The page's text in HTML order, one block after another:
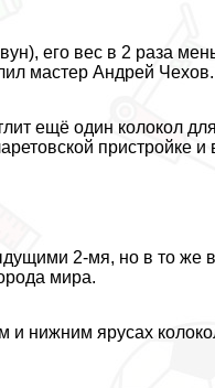
его вес в 2 раза
мастер Андрей Чехов.
ещё один колокол
пристройке и
2-мя, но в то же
мира.
и нижним ярусах